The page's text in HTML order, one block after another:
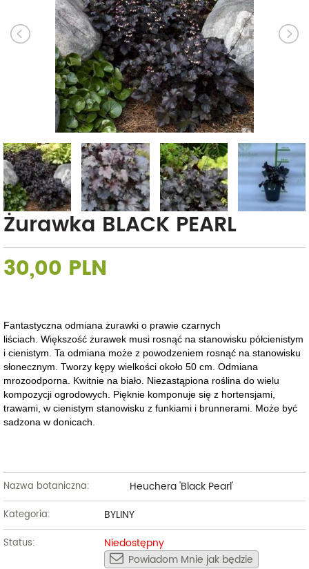
Żurawka BLACK PEARL
30,00 PLN
Fantastyczna odmiana żurawki o prawie czarnych
liściach. Większość żurawek musi rosnąć na stanowisku półcienistym
i cienistym. Ta odmiana może z powodzeniem rosnąć na stanowisku
słonecznym. Tworzy kępy wielkości około 50 cm. Odmiana
mrozoodporna. Kwitnie na biało. Niezastąpiona roślina do wielu
kompozycji ogrodowych. Pięknie komponuje się z hortensjami,
trawami, w cienistym stanowisku z funkiami i brunnerami. Może być
sadzona w donicach.
Nazwa botaniczna: Heuchera 'Black Pearl'
Kategoria: BYLINY
Status:
Niedostępny
Powiadom Mnie jak będzie